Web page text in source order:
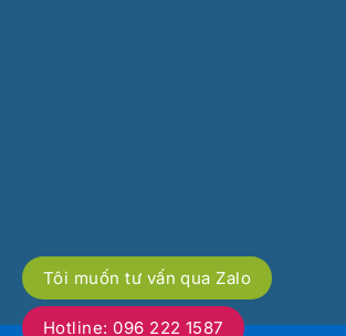
Tôi muốn tư vấn qua Zalo
Hotline: 096 222 1587